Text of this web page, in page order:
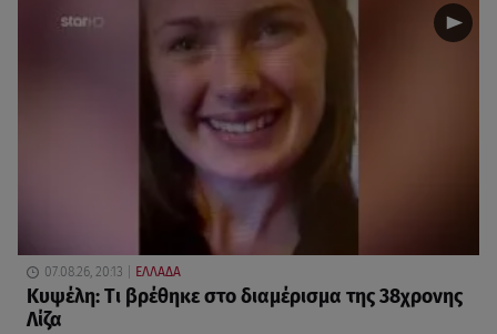
07.08.26, 20:13 ΕΛΛΑΔΑ
Κυψέλη: Tι βρέθηκε στο διαμέρισμα της 38χρονης
Λίζα